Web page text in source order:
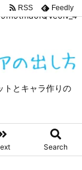
トとキャラ作りの
Search
RSS Feedly